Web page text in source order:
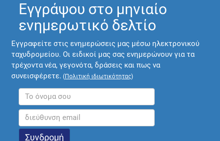
Εγγράψου στο μηνιαίο
ενημερωτικό δελτίο
Εγγραφείτε στις ενημερώσεις μας μέσω ηλεκτρονικού
ταχυδρομείου. Οι ειδικοί μας σας ενημερώνουν για τα
τρέχοντα νέα, γεγονότα, δράσεις και πως να
συνεισφέρετε. (Πολιτική ιδιωτικότητας)